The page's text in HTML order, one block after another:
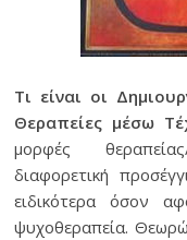
Τι είναι οι
Θεραπείες μέσω
μορφές
διαφορετική
ειδικότερα όσον
ψυχοθεραπεία.